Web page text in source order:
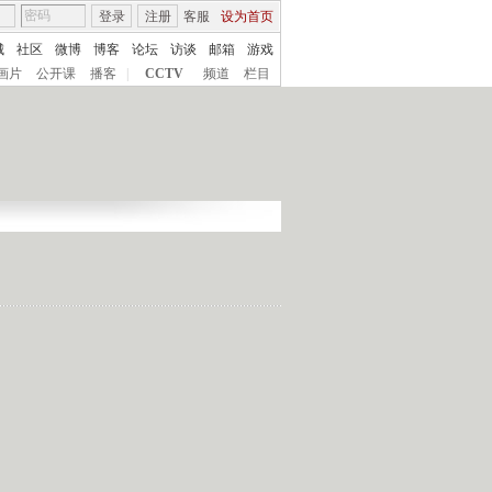
客服 设为首页
登录 注册
社区 微博 博客 论坛 访谈 邮箱
游戏
片
公开课 播客 CCTV 频道 栏目